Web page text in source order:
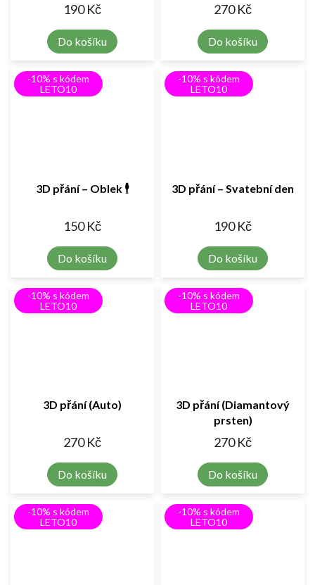
190 Kč
Do košíku
270 Kč
Do košíku
-10% s kódem
LETO10
3D přání – Oblek 🕴️
150 Kč
Do košíku
-10% s kódem
LETO10
3D přání – Svatební den
190 Kč
Do košíku
-10% s kódem
LETO10
3D přání (Auto)
270 Kč
Do košíku
-10% s kódem
LETO10
3D přání (Diamantový
prsten)
270 Kč
Do košíku
-10% s kódem
LETO10
-10% s kódem
LETO10